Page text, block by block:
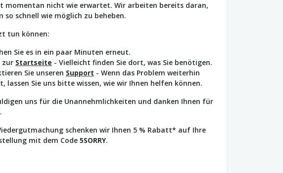
momentan nicht wie erwartet. Wir arbeiten bereits daran,
so schnell wie möglich zu beheben.
tun können:
Sie es in ein paar Minuten erneut.
zur Startseite - Vielleicht finden Sie dort, was Sie benötigen.
Sie unseren Support - Wenn das Problem weiterhin
lassen Sie uns bitte wissen, wie wir Ihnen helfen können.
uns für die Unannehmlichkeiten und danken Ihnen für
schenken wir Ihnen 5 % Rabatt* auf Ihre
mit dem Code 5SORRY.